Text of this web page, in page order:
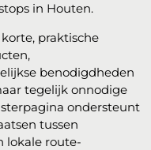
in Houten.
praktische
benodigdheden
tegelijk onnodige
ondersteunt
tussen
lokale route-